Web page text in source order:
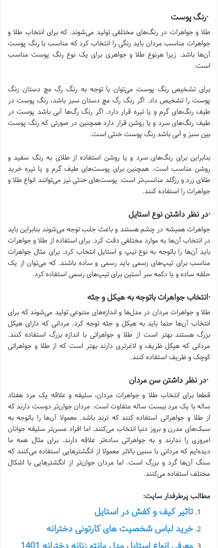
·رنگ پوست
طلا و جواهرات در رنگ‌های مختلفی تولید می‌شوند. که برای انتخاب طلا و
جواهرات مناسب مردان باید رنگی را انتخاب کرد که مناسب با رنگ پوست
آن‌ها باشد. زیرا هرنوع طلا و جواهری برای یک نوع رنگ پوست مناسب
است.
برای تشخیص رنگ پوست می‌توان با توجه به رنگ رگ مچ دستان رنگ
پوست را تشخیص داد. اگر رنگ رگ مچ دستان سبز باشد، رنگ پوست در
طیف رنگ‌های گرم و یا تیره قرار دارد. اگر رنگ رگ‌ها آبی باشد پوست در
طیف رنگ‌های سرد و یا روشن قرار دارد همچنین در صورتی که رنگ پوست
بین سبز و آبی باشد رنگ پوست خنثی است.
بنابراین برای رنگ‌های سرد و یا روشن استفاده از طلای به رنگ سفید و
روشن مناسب است. همچنین برای پوست‌های طیف گرم و یا تیره خرید
طلای زرد و رزگلد مناسب‌تر است. پوست‌های خنثی نیز می‌توانند انواع طلا و
جواهرات را استفاده کنند.
·در نظر داشتن نوع استایل
جواهرات همیشه در چشم هستند و باعث جلب توجه می‌شوند بنابراین باید
در انتخاب آن‌ها به موارد مختلفی دقت کرد. برای استفاده از طلا و جواهرات
باید آن‌ها را باتوجه به نوع تیپ و استایل انتخاب کرد. برای مثال جواهرات
مناسب برای تیپ‌های رسمی باید رسمی و ساده باشند. که می‌توان از یک
حلقه ساده و یا دکمه سر آستین برای تیپ‌های رسمی استفاده کرد.
·انتخاب جواهرات باتوجه به هیکل و جثه
طلا و جواهرات مردان در مدل‌ها و اندازه‌های متنوعی تولید می‌شوند که برای
انتخاب آن‌ها حتما باید به هیکل و جثه توجه کرد. مردانی که دارای هیکل
بزرگ هستند بهتر است از طلا و جواهراتی با اندازه بزرگ استفاده کنند.
مردانی که هیکل ظریف و لاغرتری دارند بهتر است که از طلا و جواهراتی
کوچک و ظریف استفاده کنند.
·در نظر داشتن سن مردان
قطعا برای انتخاب طلا و جواهرات مردان، سلیقه و علاقه یک مرد هفتاد
ساله با یک مرد بیست ساله متفاوت است. مردان جوان‌تر دوست دارند که
از طلا و جواهراتی استفاده کنند که ترند باشد. معمولا آن‌ها را باتوجه به
سبک‌های مدرن و بروز دنیا انتخاب می‌کنند. اما افراد مسن‌تر سلیقه جوانان
امروزی را ندارند و به جواهراتی ساده‌تر علاقه دارند. برای مثال همه ما
دیده‌ایم که مردانی با سنین بالاتر معمولا از انگشترهایی استفاده می‌کنند که
سنگ آن‌ها گرد و بزرگ است. اما مردان جوان‌تر از انگشترهایی با اشکال
مختلف استفاده می‌کنند.
مطالب پرطرفدار سایت:
تاثیر کیف و کفش در استایل
خرید لباس شخصیت های کارتونی دخترانه